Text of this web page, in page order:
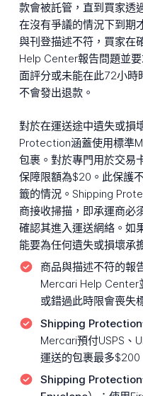
款會被託管，直到買家透
在沒有爭議的情況下到期
與刊登描述不符，買家在
Help Center報告問題並
面評分或未能在此72小時
不會發出退款。
對於在運送途中遺失或損
Protection涵蓋使用標準
包裹。對於專門用於交易
保障限額為$20。此保護
籤的情況。Shipping
商接收掃描，即承運商必
確認其進入運送網絡。如
能要為任何遺失或損壞承
商品與描述不符的報
Mercari Help Center
或錯過此時限會喪失
Shipping Protection
Mercari預付USPS、
運送的包裹最多$200
Shipping